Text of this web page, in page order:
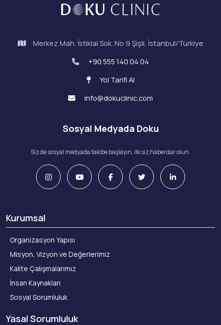
Merkez Mah. İstiklal Sok. No:9 Şişli, İstanbul/Türkiye
+90 555 140 04 04
Yol Tarifi Al
info@dokuclinic.com
Sosyal Medyada Doku
Siz de sosyal medyada takibe başlayın, ilk siz haberdar olun.
Kurumsal
Organizasyon Yapısı
Misyon, Vizyon ve Değerlerimiz
Kalite Çalışmalarımız
İnsan Kaynakları
Sosyal Sorumluluk
Yasal Sorumluluk